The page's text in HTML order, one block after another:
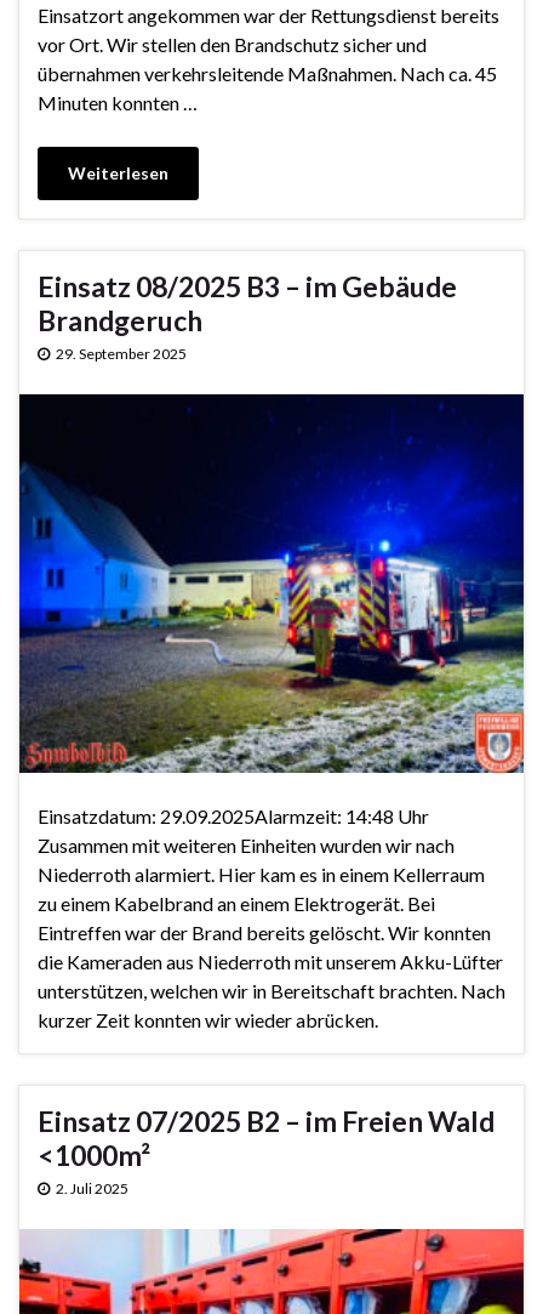
Einsatzort angekommen war der Rettungsdienst bereits
vor Ort. Wir stellen den Brandschutz sicher und
übernahmen verkehrsleitende Maßnahmen. Nach ca. 45
Minuten konnten …
Weiterlesen
Einsatz 08/2025 B3 – im Gebäude
Brandgeruch
29. September 2025
Einsatzdatum: 29.09.2025Alarmzeit: 14:48 Uhr
Zusammen mit weiteren Einheiten wurden wir nach
Niederroth alarmiert. Hier kam es in einem Kellerraum
zu einem Kabelbrand an einem Elektrogerät. Bei
Eintreffen war der Brand bereits gelöscht. Wir konnten
die Kameraden aus Niederroth mit unserem Akku-Lüfter
unterstützen, welchen wir in Bereitschaft brachten. Nach
kurzer Zeit konnten wir wieder abrücken.
Einsatz 07/2025 B2 – im Freien Wald
<1000m²
2. Juli 2025